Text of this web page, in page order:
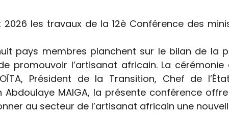
les travaux de la 12è Conférence des
pays membres planchent sur le bilan de la
promouvoir l’artisanat africain. La
Président de la Transition, Chef de
Abdoulaye MAIGA, la présente conférence
au secteur de l’artisanat africain une